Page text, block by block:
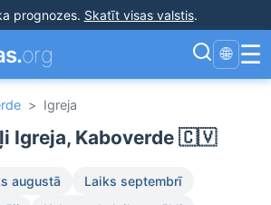
prognozes. Skatīt visas valstis.
org 🌐 ☰
> Igreja
Igreja, Kaboverde 🇨🇻
augustā
Laiks septembrī